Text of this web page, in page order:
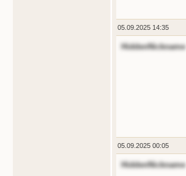
05.09.2025 14:35
HiddenNickname
05.09.2025 00:05
HiddenNickname